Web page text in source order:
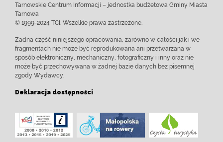
Tarnowskie Centrum Informacji – jednostka budżetowa Gminy Miasta
Tarnowa
© 1999-2024 TCI. Wszelkie prawa zastrzeżone.
Żadna część niniejszego opracowania, zarówno w całości jak i we
fragmentach nie może być reprodukowana ani przetwarzana w
sposób elektroniczny, mechaniczny, fotograficzny i inny oraz nie
może być przechowywana w żadnej bazie danych bez pisemnej
zgody Wydawcy.
Deklaracja dostępności